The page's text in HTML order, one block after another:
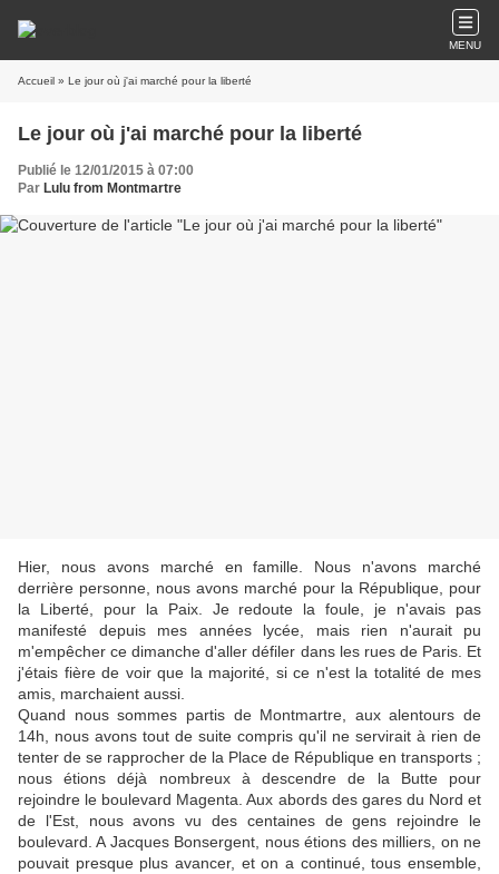
MENU
Accueil » Le jour où j'ai marché pour la liberté
Le jour où j'ai marché pour la liberté
Publié le 12/01/2015 à 07:00
Par Lulu from Montmartre
Hier, nous avons marché en famille. Nous n'avons marché
derrière personne, nous avons marché pour la République, pour
la Liberté, pour la Paix. Je redoute la foule, je n'avais pas
manifesté depuis mes années lycée, mais rien n'aurait pu
m'empêcher ce dimanche d'aller défiler dans les rues de Paris. Et
j'étais fière de voir que la majorité, si ce n'est la totalité de mes
amis, marchaient aussi.
Quand nous sommes partis de Montmartre, aux alentours de
14h, nous avons tout de suite compris qu'il ne servirait à rien de
tenter de se rapprocher de la Place de République en transports ;
nous étions déjà nombreux à descendre de la Butte pour
rejoindre le boulevard Magenta. Aux abords des gares du Nord et
de l'Est, nous avons vu des centaines de gens rejoindre le
boulevard. A Jacques Bonsergent, nous étions des milliers, on ne
pouvait presque plus avancer, et on a continué, tous ensemble,